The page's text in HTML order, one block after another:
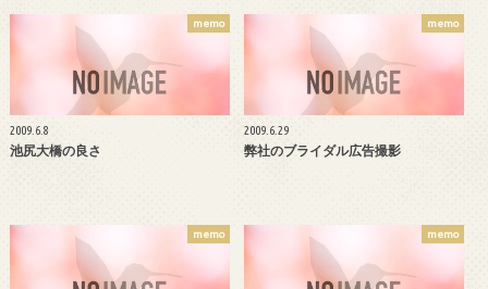
memo
2009.6.8
池尻大橋の良さ
memo
2009.6.29
弊社のブライダル広告撮影
memo memo